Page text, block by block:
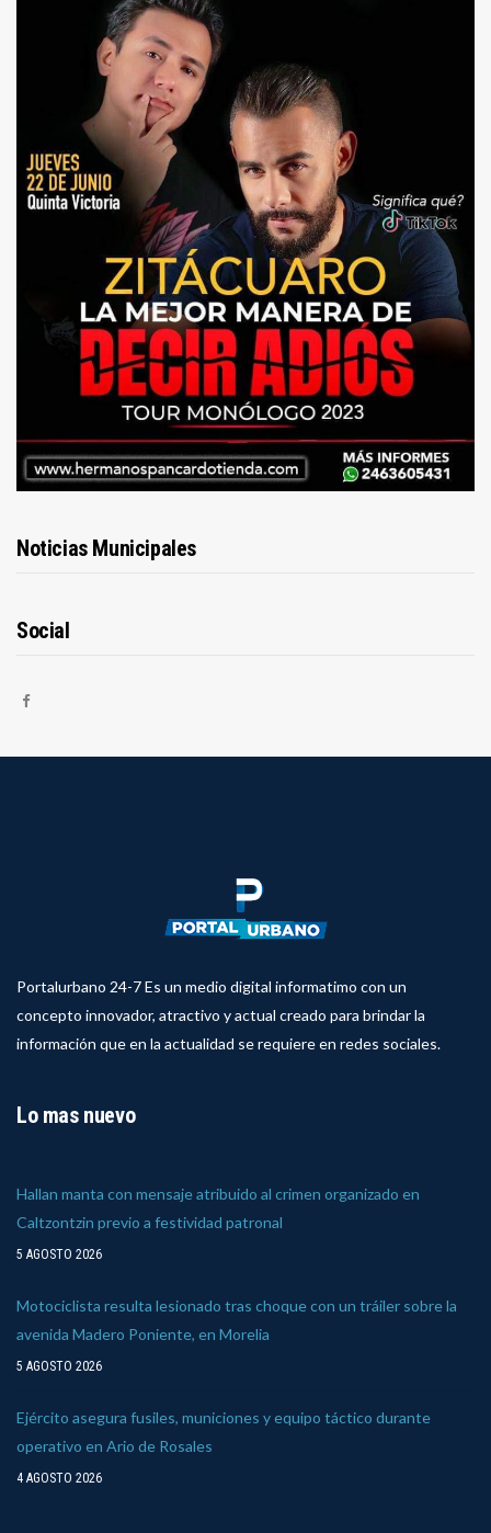
Noticias Municipales
Social
Portalurbano 24-7 Es un medio digital informatimo con un
concepto innovador, atractivo y actual creado para brindar la
información que en la actualidad se requiere en redes sociales.
Lo mas nuevo
Hallan manta con mensaje atribuido al crimen organizado en
Caltzontzin previo a festividad patronal
5 AGOSTO 2026
Motociclista resulta lesionado tras choque con un tráiler sobre la
avenida Madero Poniente, en Morelia
5 AGOSTO 2026
Ejército asegura fusiles, municiones y equipo táctico durante
operativo en Ario de Rosales
4 AGOSTO 2026